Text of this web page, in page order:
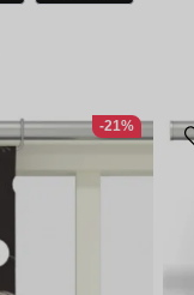
-21%